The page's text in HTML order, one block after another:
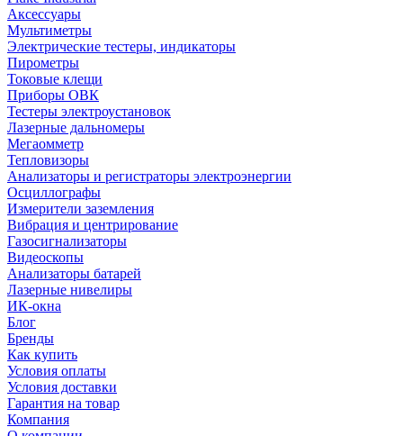
Аксессуары
Мультиметры
Электрические тестеры, индикаторы
Пирометры
Токовые клещи
Приборы ОВК
Тестеры электроустановок
Лазерные дальномеры
Мегаомметр
Тепловизоры
Анализаторы и регистраторы электроэнергии
Осциллографы
Измерители заземления
Вибрация и центрирование
Газосигнализаторы
Видеоскопы
Анализаторы батарей
Лазерные нивелиры
ИК-окна
Блог
Бренды
Как купить
Условия оплаты
Условия доставки
Гарантия на товар
Компания